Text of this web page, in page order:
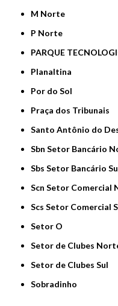
M Norte
P Norte
PARQUE
Planaltina
Por do Sol
Praça dos Tribunais
Santo Antônio do
Sbn Setor Bancário
Sbs Setor Bancário
Scn Setor Comercial
Scs Setor Comercial
Setor O
Setor de Clubes
Setor de Clubes Sul
Sobradinho